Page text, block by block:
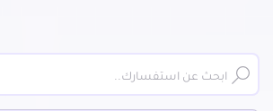
عقارات للبيع في كفر شكر